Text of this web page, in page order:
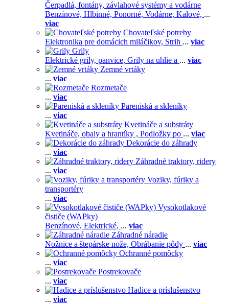
Čerpadlá, fontány, závlahové systémy a vodárne
Benzínové, Hlbinné, Ponorné, Vodárne, Kalové, ...
viac
Chovateľské potreby
Elektronika pre domácich miláčikov, Strih ... viac
Grily
Elektrické grily, panvice, Grily na uhlie a ... viac
Zemné vrtáky
... viac
Rozmetače
... viac
Pareniská a skleníky
... viac
Kvetináče a substráty
Kvetináče, obaly a hrantíky , Podložky po ... viac
Dekorácie do záhrady
... viac
Záhradné traktory, ridery
... viac
Voziky, fúriky a
transportéry
... viac
Vysokotlakové
čističe (WAPky)
Benzínové, Elektrické, ... viac
Záhradné náradie
Nožnice a štepárske nože, Obrábanie pôdy ... viac
Ochranné pomôcky
... viac
Postrekovače
... viac
Hadice a príslušenstvo
... viac